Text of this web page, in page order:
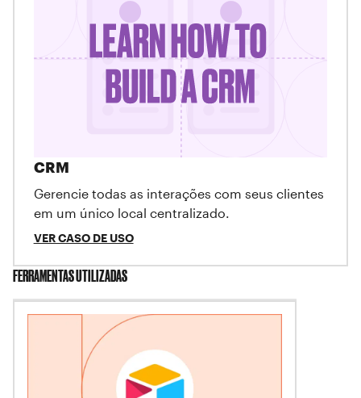
CRM
Gerencie todas as interações com seus clientes
em um único local centralizado.
VER CASO DE USO
FERRAMENTAS UTILIZADAS